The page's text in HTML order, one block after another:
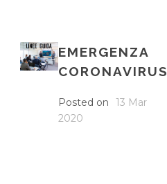
EMERGENZA
CORONAVIRUS
Posted on
13 Mar
2020